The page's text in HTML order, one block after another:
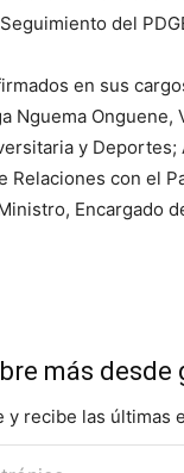
del
en sus
Nguema
y
Relaciones con el
Encargado
más
y recibe las últimas